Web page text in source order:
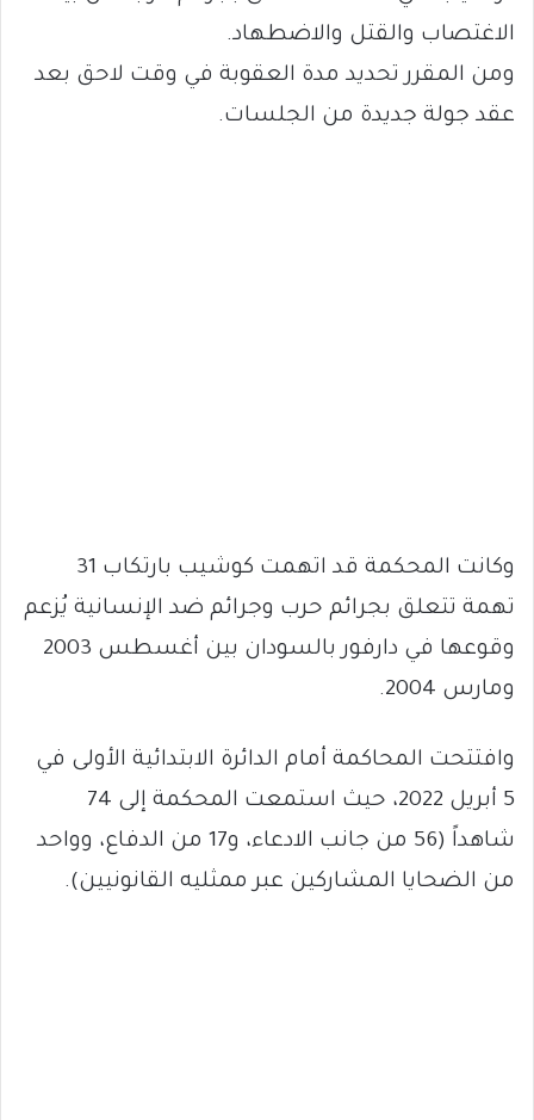
الاغتصاب والقتل والاضطهاد.
ومن المقرر تحديد مدة العقوبة في وقت لاحق بعد
عقد جولة جديدة من الجلسات.
وكانت المحكمة قد اتهمت كوشيب بارتكاب 31
تهمة تتعلق بجرائم حرب وجرائم ضد الإنسانية يُزعم
وقوعها في دارفور بالسودان بين أغسطس 2003
ومارس 2004.
وافتتحت المحاكمة أمام الدائرة الابتدائية الأولى في
5 أبريل 2022، حيث استمعت المحكمة إلى 74
شاهداً (56 من جانب الادعاء، و17 من الدفاع، وواحد
من الضحايا المشاركين عبر ممثليه القانونيين).